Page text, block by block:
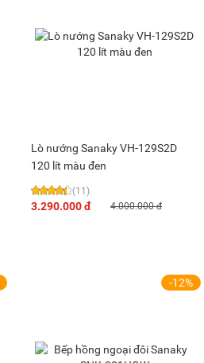
Lò nướng Sanaky VH-129S2D
120 lít màu đen
(11)
3.290.000 đ 4.000.000 đ
-12%